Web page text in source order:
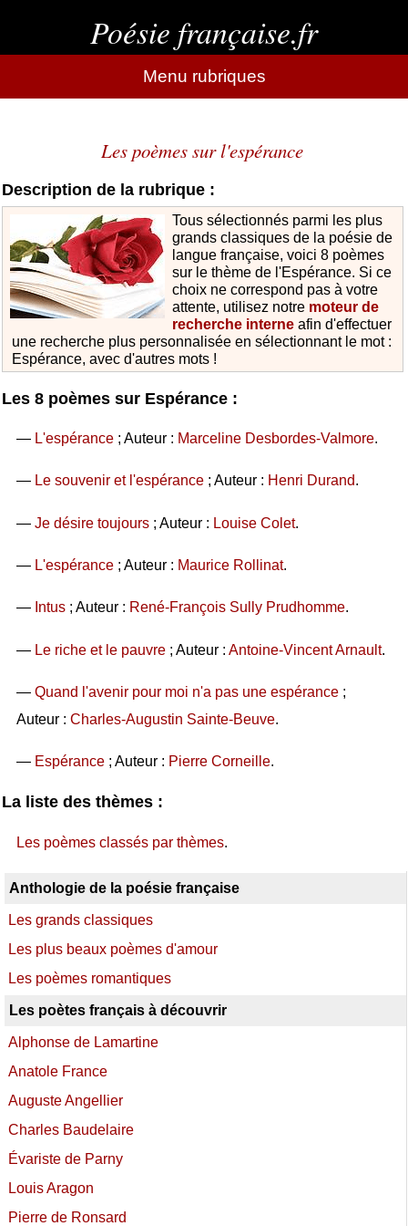
Poésie française.fr
Menu rubriques
Les poèmes sur l'espérance
Description de la rubrique :
Tous sélectionnés parmi les plus
grands classiques de la poésie de
langue française, voici 8 poèmes
sur le thème de l'Espérance. Si ce
choix ne correspond pas à votre
attente, utilisez notre moteur de
recherche interneafin d'effectuer
une recherche plus personnalisée en sélectionnant le mot :
Espérance, avec d'autres mots !
Les 8 poèmes sur Espérance :
— L'espérance; Auteur : Marceline Desbordes-Valmore.
— Le souvenir et l'espérance; Auteur : Henri Durand.
— Je désire toujours; Auteur : Louise Colet.
— L'espérance; Auteur : Maurice Rollinat.
— Intus; Auteur : René-François Sully Prudhomme.
— Le riche et le pauvre; Auteur : Antoine-Vincent Arnault.
— Quand l'avenir pour moi n'a pas une espérance;
Auteur : Charles-Augustin Sainte-Beuve.
— Espérance; Auteur : Pierre Corneille.
La liste des thèmes :
Les poèmes classés par thèmes.
Anthologie de la poésie française
Les grands classiques
Les plus beaux poèmes d'amour
Les poèmes romantiques
Les poètes français à découvrir
Alphonse de Lamartine
Anatole France
Auguste Angellier
Charles Baudelaire
Évariste de Parny
Louis Aragon
Pierre de Ronsard